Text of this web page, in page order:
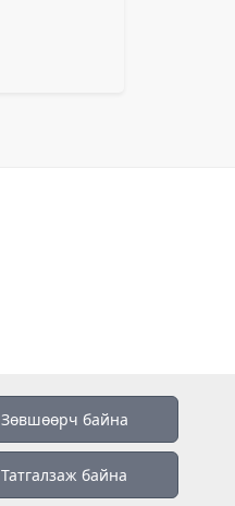
Зөвшөөрч байна
Татгалзаж байна